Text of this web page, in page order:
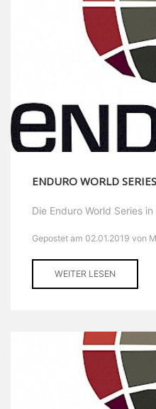
ENDURO WORLD
Die Enduro World Series
Gepostet am 02.01.2019 von
WEITER LESEN